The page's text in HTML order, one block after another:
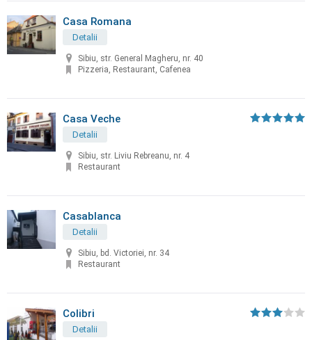
Casa Romana
Detalii
Sibiu, str. General Magheru, nr. 40
Pizzeria, Restaurant, Cafenea
Casa Veche
Detalii
Sibiu, str. Liviu Rebreanu, nr. 4
Restaurant
Casablanca
Detalii
Sibiu, bd. Victoriei, nr. 34
Restaurant
Colibri
Detalii